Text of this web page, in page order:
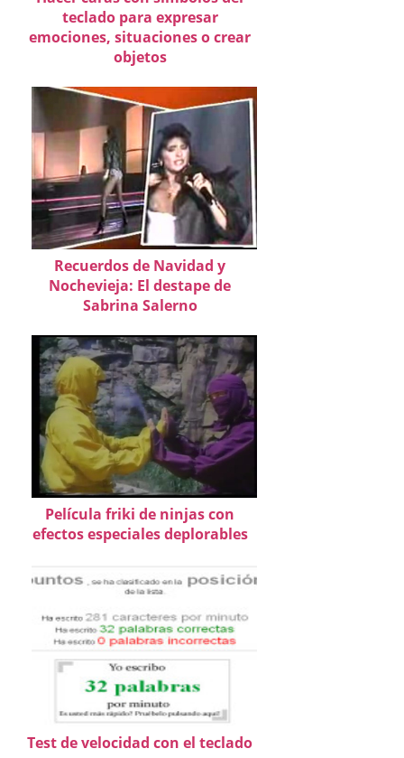
teclado para expresar
emociones, situaciones o crear
objetos
Recuerdos de Navidad y
Nochevieja: El destape de
Sabrina Salerno
Película friki de ninjas con
efectos especiales deplorables
Test de velocidad con el teclado